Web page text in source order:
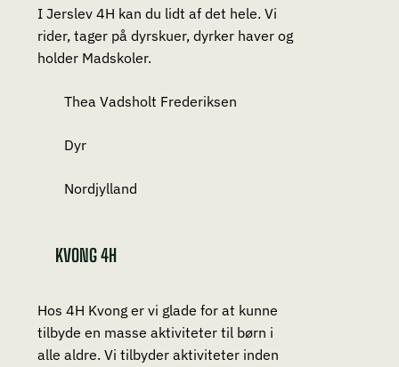
I Jerslev 4H kan du lidt af det hele. Vi
rider, tager på dyrskuer, dyrker haver og
holder Madskoler.
Dyr
Thea Vadsholt Frederiksen
Nordjylland
KVONG 4H
Hos 4H Kvong er vi glade for at kunne
tilbyde en masse aktiviteter til børn i
alle aldre. Vi tilbyder aktiviteter inden